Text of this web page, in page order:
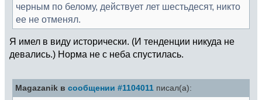
черным по белому, действует лет шестьдесят, никто
ее не отменял.
Я имел в виду исторически. (И тенденции никуда не
девались.) Норма не с неба спустилась.
Magazanik в сообщении #1104011 писал(а):